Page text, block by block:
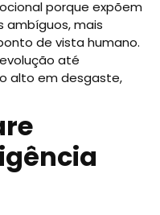
porque expõem
ambíguos, mais
de vista humano.
até
alto em desgaste,